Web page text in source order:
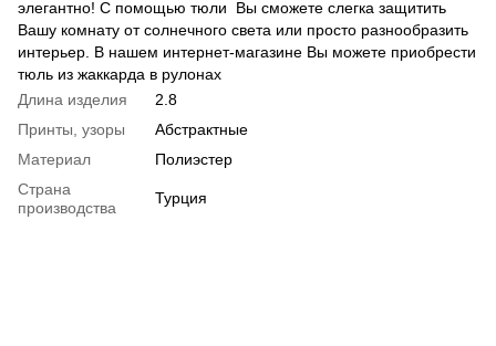
элегантно! С помощью тюли Вы сможете слегка защитить
Вашу комнату от солнечного света или просто разнообразить
интерьер. В нашем интернет-магазине Вы можете приобрести
тюль из жаккарда в рулонах
Длина изделия
2.8
Принты, узоры
Абстрактные
Материал
Полиэстер
Страна
производства
Турция